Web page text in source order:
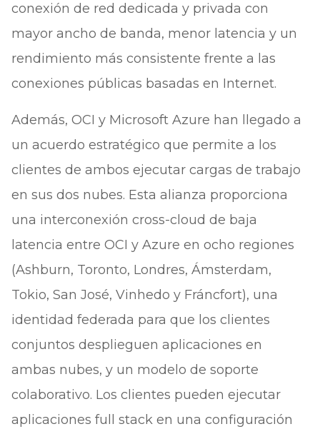
conexión de red dedicada y privada con
mayor ancho de banda, menor latencia y un
rendimiento más consistente frente a las
conexiones públicas basadas en Internet.
Además, OCI y Microsoft Azure han llegado a
un acuerdo estratégico que permite a los
clientes de ambos ejecutar cargas de trabajo
en sus dos nubes. Esta alianza proporciona
una interconexión cross-cloud de baja
latencia entre OCI y Azure en ocho regiones
(Ashburn, Toronto, Londres, Ámsterdam,
Tokio, San José, Vinhedo y Fráncfort), una
identidad federada para que los clientes
conjuntos desplieguen aplicaciones en
ambas nubes, y un modelo de soporte
colaborativo. Los clientes pueden ejecutar
aplicaciones full stack en una configuración